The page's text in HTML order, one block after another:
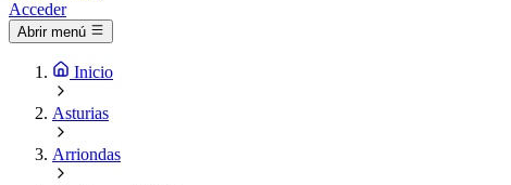
Acceder
Abrir menú
Inicio
Asturias
Arriondas